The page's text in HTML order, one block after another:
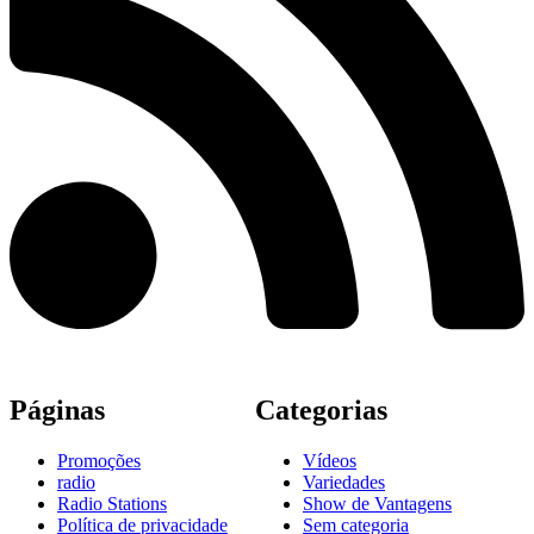
Páginas
Promoções
radio
Radio Stations
Política de privacidade
Categorias
Vídeos
Variedades
Show de Vantagens
Sem categoria